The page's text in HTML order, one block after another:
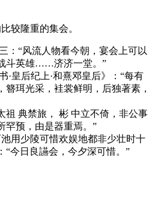
较隆重的集会。
：“风流人物看今朝，宴会上可以
斗英雄……济济一堂。”
·皇后纪上·和熹邓皇后》：“每有
珥光采，袿裳鲜明，后独著素，
祖 典禁旅， 彬 中立不倚，非公事
罕预，由是器重焉。”
用少陵可惜欢娱地都非少壮时十
“今日良讌会，今夕深可惜。”